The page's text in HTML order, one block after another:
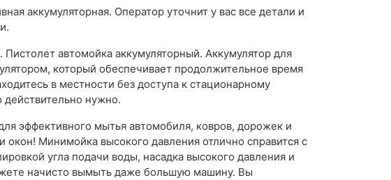
аккумуляторная. Оператор уточнит у вас все детали и
автомойка аккумуляторный. Аккумулятор для
который обеспечивает продолжительное время
в местности без доступа к стационарному
действительно нужно.
эффективного мытья автомобиля, ковров, дорожек и
окон! Минимойка высокого давления отлично справится с
угла подачи воды, насадка высокого давления и
начисто вымыть даже большую машину. Вы